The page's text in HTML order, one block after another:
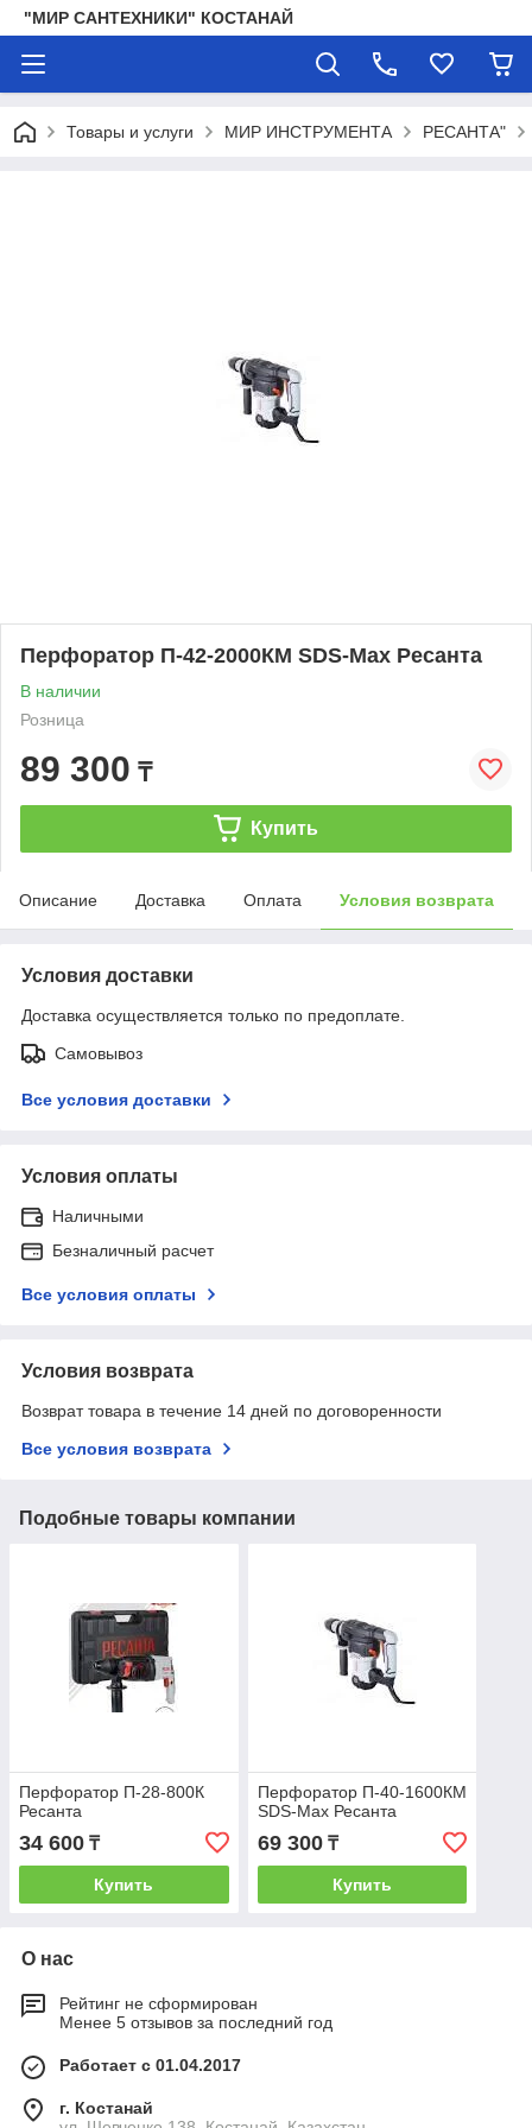
"МИР САНТЕХНИКИ" КОСТАНАЙ
Товары и услуги МИР ИНСТРУМЕНТА РЕСАНТА"
Перфоратор П-42-2000КМ SDS-Max Ресанта
В наличии
Розница
89 300 ₸
Купить
Описание Доставка Оплата Условия возврата
Условия доставки
Доставка осуществляется только по предоплате.
Самовывоз
Все условия доставки
Условия оплаты
Наличными
Безналичный расчет
Все условия оплаты
Условия возврата
Возврат товара в течение 14 дней по договоренности
Все условия возврата
Подобные товары компании
Перфоратор П-28-800К
Ресанта
34 600 ₸
Купить
Перфоратор П-40-1600КМ
SDS-Max Ресанта
69 300₸
Купить
О нас
Рейтинг не сформирован
Менее 5 отзывов за последний год
Работает с 01.04.2017
г. Костанай